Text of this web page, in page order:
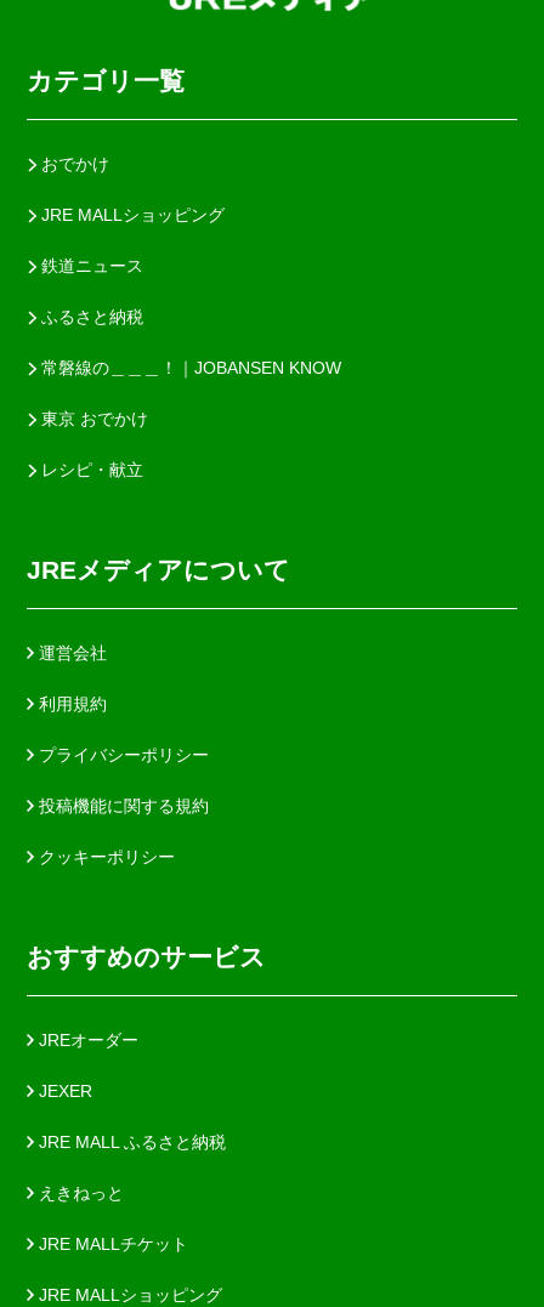
カテゴリ一覧
おでかけ
JRE MALLショッピング
鉄道ニュース
ふるさと納税
常磐線の＿＿＿！｜JOBANSEN KNOW
東京 おでかけ
レシピ・献立
JREメディアについて
運営会社
利用規約
プライバシーポリシー
投稿機能に関する規約
クッキーポリシー
おすすめのサービス
JREオーダー
JEXER
JRE MALL ふるさと納税
えきねっと
JRE MALLチケット
JRE MALLショッピング